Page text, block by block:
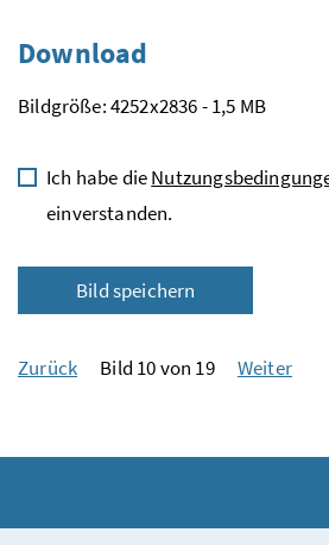
Download
Bildgröße: 4252x2836 - 1,5 MB
Ich habe die
einverstanden.
Bild speichern
Zurück Bild 10 von 19 Weiter